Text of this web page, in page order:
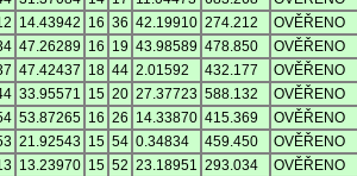
14.43942 16 36 42.19910 274.212 OVĚŘENO
47.26289 16 19 43.98589 478.850 OVĚŘENO
47.42437 18 44 2.01592 432.177 OVĚŘENO
33.95571 15 20 27.37723 588.132 OVĚŘENO
53.87265 16 26 14.33870 415.369 OVĚŘENO
21.92543 15 54 0.34834 459.450 OVĚŘENO
13.23970 15 52 23.18951 293.034 OVĚŘENO